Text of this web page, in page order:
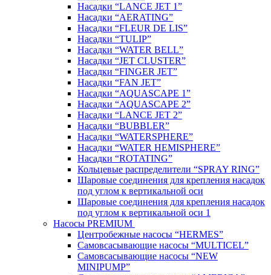
Насадки “LANCE JET 1”
Насадки “AERATING”
Насадки “FLEUR DE LIS”
Насадки “TULIP”
Насадки “WATER BELL”
Насадки “JET CLUSTER”
Насадки “FINGER JET”
Насадки “FAN JET”
Насадки “AQUASCAPE 1”
Насадки “AQUASCAPE 2”
Насадки “LANCE JET 2”
Насадки “BUBBLER”
Насадки “WATERSPHERE”
Насадки “WATER HEMISPHERE”
Насадки “ROTATING”
Кольцевые распределители “SPRAY RING”
Шаровые соединения для крепления насадок
под углом к вертикальной оси
Шаровые соединения для крепления насадок
под углом к вертикальной оси 1
Насосы PREMIUM
Центробежные насосы “HERMES”
Самовсасывающие насосы “MULTICEL”
Самовсасывающие насосы “NEW
MINIPUMP”